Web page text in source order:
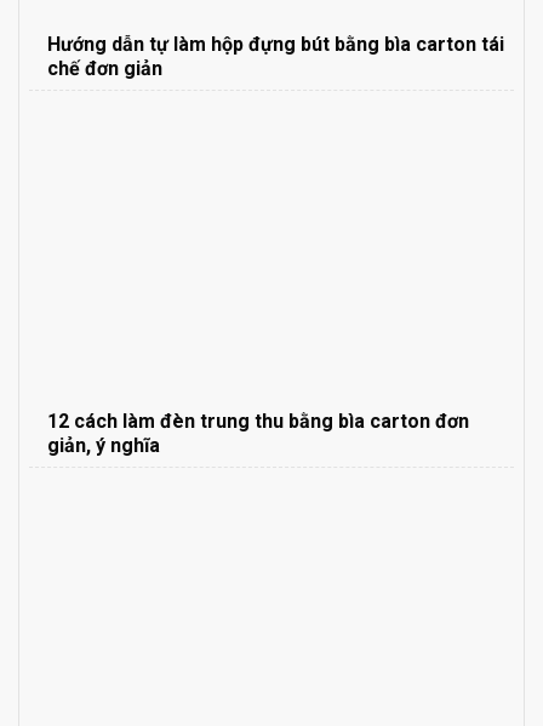
Hướng dẫn tự làm hộp đựng bút bằng bìa carton tái
chế đơn giản
12 cách làm đèn trung thu bằng bìa carton đơn
giản, ý nghĩa